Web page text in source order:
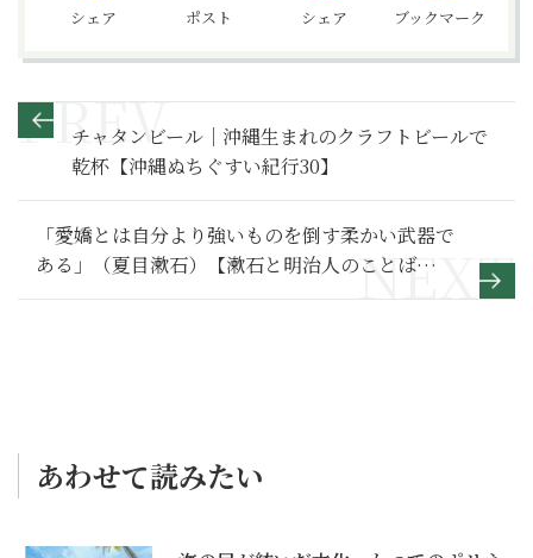
シェア ポスト シェア ブックマーク
チャタンビール｜沖縄生まれのクラフトビールで
乾杯【沖縄ぬちぐすい紀行30】
「愛嬌とは自分より強いものを倒す柔かい武器で
ある」（夏目漱石）【漱石と明治人のことば
204】
あわせて読みたい